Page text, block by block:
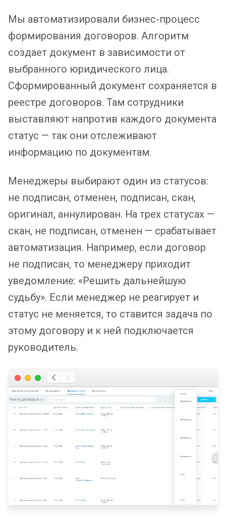
Мы автоматизировали бизнес-процесс
формирования договоров. Алгоритм
создает документ в зависимости от
выбранного юридического лица.
Сформированный документ сохраняется в
реестре договоров. Там сотрудники
выставляют напротив каждого документа
статус — так они отслеживают
информацию по документам.
Менеджеры выбирают один из статусов:
не подписан, отменен, подписан, скан,
оригинал, аннулирован. На трех статусах —
скан, не подписан, отменен — срабатывает
автоматизация. Например, если договор
не подписан, то менеджеру приходит
уведомление: «Решить дальнейшую
судьбу». Если менеджер не реагирует и
статус не меняется, то ставится задача по
этому договору и к ней подключается
руководитель.